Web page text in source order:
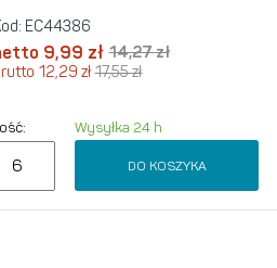
EC44386
9,99 zł 14,27zł
12,29 zł17,55zł
Wysyłka 24 h
DO KOSZYKA